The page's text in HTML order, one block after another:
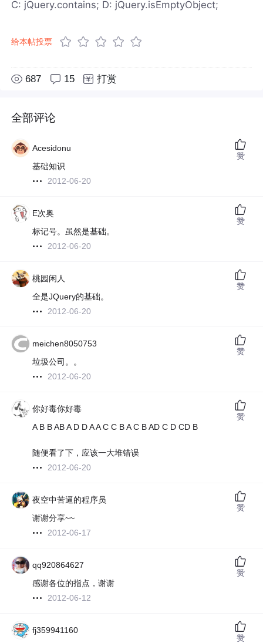
C: jQuery.contains; D: jQuery.isEmptyObject;
给本帖投票
687 15 打赏
全部评论
Acesidonu
基础知识
2012-06-20
赞
E次奥
标记号。虽然是基础。
2012-06-20
赞
桃园闲人
全是JQuery的基础。
2012-06-20
赞
meichen8050753
垃圾公司。。
2012-06-20
赞
你好毒你好毒
A B B AB A D D A A C C B A C B AD C D CD B
随便看了下，应该一大堆错误
2012-06-20
赞
夜空中苦逼的程序员
谢谢分享~~
2012-06-17
赞
qq920864627
感谢各位的指点，谢谢
2012-06-12
赞
fj359941160
赞